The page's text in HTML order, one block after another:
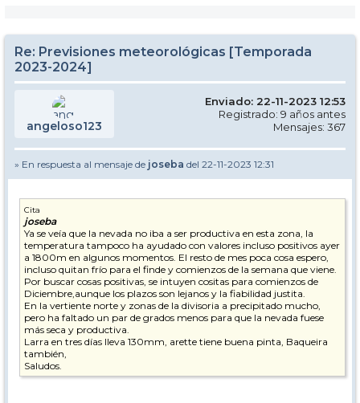
Re: Previsiones meteorológicas [Temporada
2023-2024]
angeloso123
Enviado: 22-11-2023 12:53
Registrado: 9 años antes
Mensajes: 367
» En respuesta al mensaje de joseba del 22-11-2023 12:31
Cita
joseba
Ya se veía que la nevada no iba a ser productiva en esta zona, la
temperatura tampoco ha ayudado con valores incluso positivos ayer
a 1800m en algunos momentos. El resto de mes poca cosa espero,
incluso quitan frío para el finde y comienzos de la semana que viene.
Por buscar cosas positivas, se intuyen cositas para comienzos de
Diciembre,aunque los plazos son lejanos y la fiabilidad justita.
En la vertiente norte y zonas de la divisoria a precipitado mucho,
pero ha faltado un par de grados menos para que la nevada fuese
más seca y productiva.
Larra en tres días lleva 130mm, arette tiene buena pinta, Baqueira
también,
Saludos.